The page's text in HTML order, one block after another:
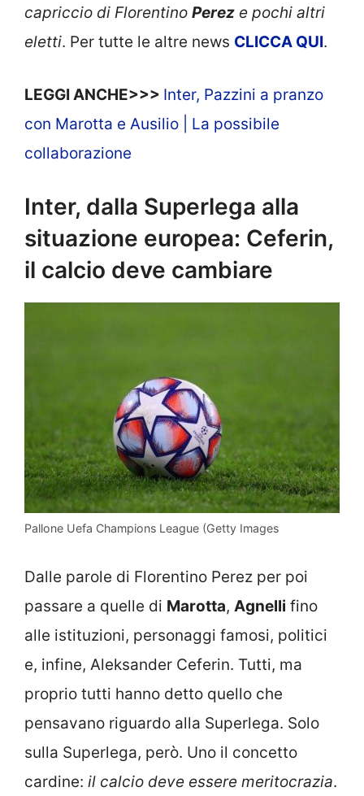
capriccio di Florentino Perez e pochi altri
eletti. Per tutte le altre news CLICCA QUI.
LEGGI ANCHE>>> Inter, Pazzini a pranzo
con Marotta e Ausilio | La possibile
collaborazione
Inter, dalla Superlega alla
situazione europea: Ceferin,
il calcio deve cambiare
Pallone Uefa Champions League (Getty Images
Dalle parole di Florentino Perez per poi
passare a quelle di Marotta, Agnelli fino
alle istituzioni, personaggi famosi, politici
e, infine, Aleksander Ceferin. Tutti, ma
proprio tutti hanno detto quello che
pensavano riguardo alla Superlega. Solo
sulla Superlega, però. Uno il concetto
cardine: il calcio deve essere meritocrazia.